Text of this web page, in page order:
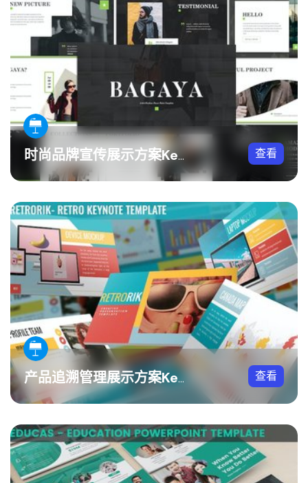
时尚品牌宣传展示方案Keynote模板 查看
产品追溯管理展示方案Keynote模板 查看